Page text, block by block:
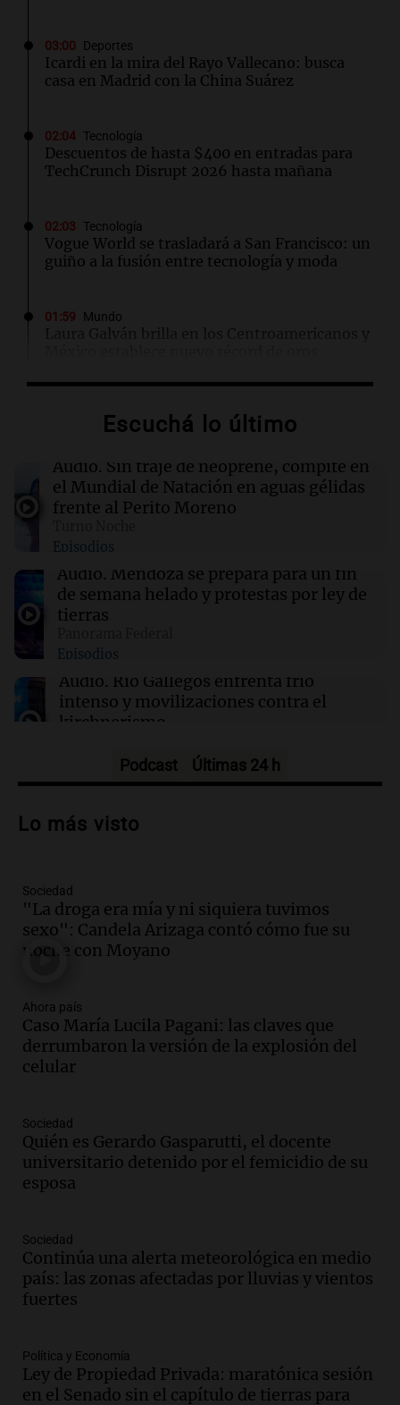
03:00 Deportes
Icardi en la mira del Rayo Vallecano: busca
casa en Madrid con la China Suárez
02:04 Tecnología
Descuentos de hasta $400 en entradas para
TechCrunch Disrupt 2026 hasta mañana
02:03 Tecnología
Vogue World se trasladará a San Francisco: un
guiño a la fusión entre tecnología y moda
01:59 Mundo
Laura Galván brilla en los Centroamericanos y
La fertilización podría depender del trabajo en
estudio
01:24 Mundo
varios heridos tras el ataque
01:09
La transformación de Hanói: modernización
Escuchá lo último
Audio. Sin traje de neoprene, compite en
el Mundial de Natación en aguas gélidas
frente al Perito Moreno
Episodios
Audio. Mendoza se prepara para un fin
de semana helado y protestas por ley de
tierras
Episodios
Audio. Río Gallegos enfrenta frío
intenso y movilizaciones contra el
kirchnerismo
Audio.Debate en el Senado sobre
la soberanía digital en Argentina
Audio.
de semana helado y ciudadanos
marchan contra reforma de tierras
Panorama Federal
Audio.
El "Mono" de Kapanga
adelantó su show en Rosario.
Viva la Radio Rosario
Episodios
en suspenso a hombre por simular robo
de recaudación en San Luis
Panorama Federal
Episodios
ayuda por problemas de fertilidad y la
ostentación de millonarios
Amamos Argentina
Episodios
avanza con testimonios clave sobre el
accidente en Villa Dolores
Panorama Federal
Podcast Últimas 24 h
Lo más visto
Sociedad
"La droga era mía y ni siquiera tuvimos
sexo": Candela Arizaga contó cómo fue su
noche con Moyano
Ahora país
Caso María Lucila Pagani: las claves que
derrumbaron la versión de la explosión del
celular
Sociedad
Quién es Gerardo Gasparutti, el docente
universitario detenido por el femicidio de su
esposa
Sociedad
Continúa una alerta meteorológica en medio
país: las zonas afectadas por lluvias y vientos
fuertes
Política y Economía
Ley de Propiedad Privada: maratónica sesión
en el Senado sin el capítulo de tierras para